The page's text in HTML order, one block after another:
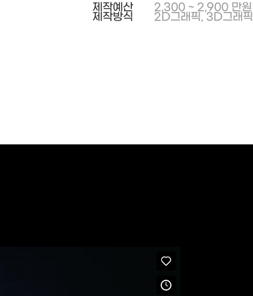
제작예산 2,300 ~ 2,900 만원
제작방식 2D그래픽, 3D그래픽